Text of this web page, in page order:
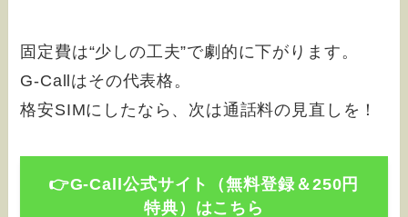
固定費は“少しの工夫”で劇的に下がります。
G-Callはその代表格。
格安SIMにしたなら、次は通話料の見直しを！
👉️G-Call公式サイト（無料登録＆250円
特典）はこちら